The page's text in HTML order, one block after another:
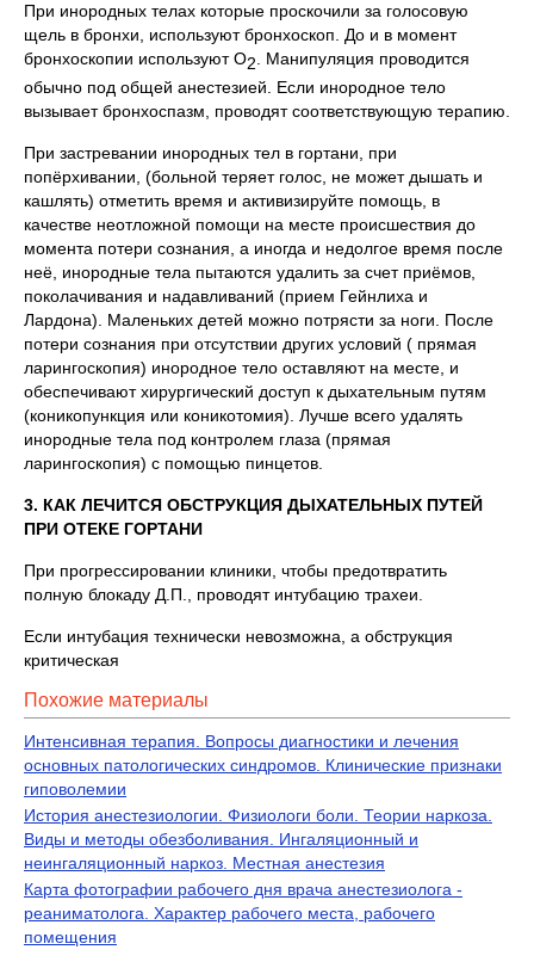
При инородных телах которые проскочили за голосовую
щель в бронхи, используют бронхоскоп. До и в момент
бронхоскопии используют О2 . Манипуляция проводится
обычно под общей анестезией. Если инородное тело
вызывает бронхоспазм, проводят соответствующую терапию.
При застревании инородных тел в гортани, при
попёрхивании, (больной теряет голос, не может дышать и
кашлять) отметить время и активизируйте помощь, в
качестве неотложной помощи на месте происшествия до
момента потери сознания, а иногда и недолгое время после
неё, инородные тела пытаются удалить за счет приёмов,
поколачивания и надавливаний (прием Гейнлиха и
Лардона). Маленьких детей можно потрясти за ноги. После
потери сознания при отсутствии других условий ( прямая
ларингоскопия) инородное тело оставляют на месте, и
обеспечивают хирургический доступ к дыхательным путям
(коникопункция или коникотомия). Лучше всего удалять
инородные тела под контролем глаза (прямая
ларингоскопия) с помощью пинцетов.
3. КАК ЛЕЧИТСЯ ОБСТРУКЦИЯ ДЫХАТЕЛЬНЫХ ПУТЕЙ
ПРИ ОТЕКЕ ГОРТАНИ
При прогрессировании клиники, чтобы предотвратить
полную блокаду Д.П., проводят интубацию трахеи.
Если интубация технически невозможна, а обструкция
критическая
Похожие материалы
Интенсивная терапия. Вопросы диагностики и лечения
основных патологических синдромов. Клинические признаки
гиповолемии
История анестезиологии. Физиологи боли. Теории наркоза.
Виды и методы обезболивания. Ингаляционный и
неингаляционный наркоз. Местная анестезия
Карта фотографии рабочего дня врача анестезиолога -
реаниматолога. Характер рабочего места, рабочего
помещения